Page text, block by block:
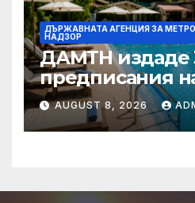
ДЪРЖАВНАТА АГЕНЦИЯ ЗА
НАДЗОР
ДАМТН издаде
предписания
стопанисващи
басейни
AUGUST 8, 2026